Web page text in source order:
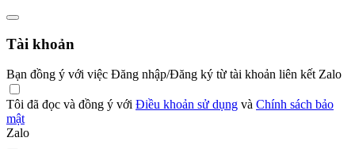
Tài khoản
Bạn đồng ý với việc Đăng nhập/Đăng ký từ tài khoản liên kết Zalo
Tôi đã đọc và đồng ý với Điều khoản sử dụng và Chính sách bảo
mật
Zalo